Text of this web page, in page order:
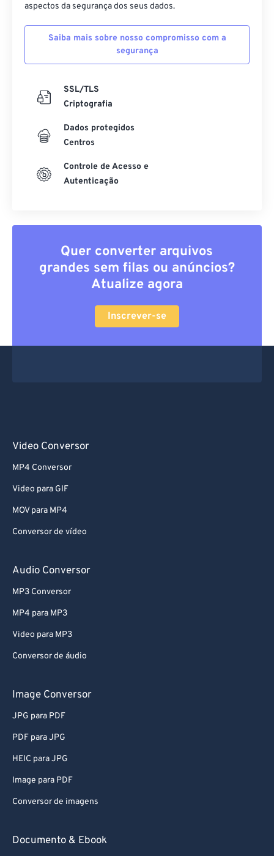
aspectos da segurança dos seus dados.
Saiba mais sobre nosso compromisso com a
segurança
SSL/TLS
Criptografia
Dados protegidos
Centros
Controle de Acesso e
Autenticação
Quer converter arquivos
grandes sem filas ou anúncios?
Atualize agora
Inscrever-se
Video Conversor
MP4 Conversor
Video para GIF
MOV para MP4
Conversor de vídeo
Audio Conversor
MP3 Conversor
MP4 para MP3
Video para MP3
Conversor de áudio
Image Conversor
JPG para PDF
PDF para JPG
HEIC para JPG
Image para PDF
Conversor de imagens
Documento & Ebook